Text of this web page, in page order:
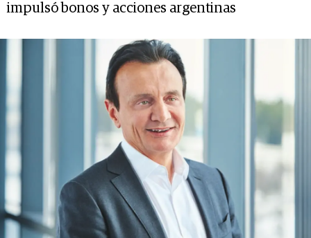
impulsó bonos y acciones argentinas